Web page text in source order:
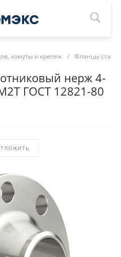
хомуты и крепеж / Фланцы
нерж 4-
ГОСТ 12821-80